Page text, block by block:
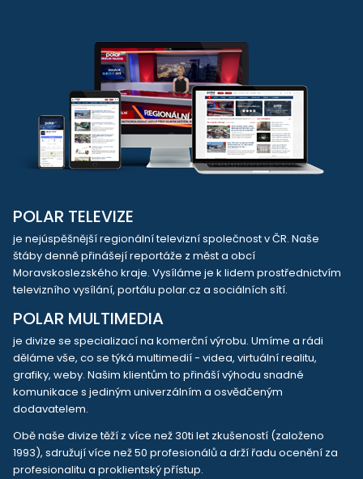
POLAR TELEVIZE
je nejúspěšnější regionální televizní společnost v ČR. Naše
štáby denně přinášejí reportáže z měst a obcí
Moravskoslezského kraje. Vysíláme je k lidem prostřednictvím
televizního vysílání, portálu polar.cz a sociálních sítí.
POLAR MULTIMEDIA
je divize se specializací na komerční výrobu. Umíme a rádi
děláme vše, co se týká multimedií - videa, virtuální realitu,
grafiky, weby. Našim klientům to přináší výhodu snadné
komunikace s jediným univerzálním a osvědčeným
dodavatelem.
Obě naše divize těží z více než 30ti let zkušeností (založeno
1993), sdružují více než 50 profesionálů a drží řadu ocenění za
profesionalitu a proklientský přístup.